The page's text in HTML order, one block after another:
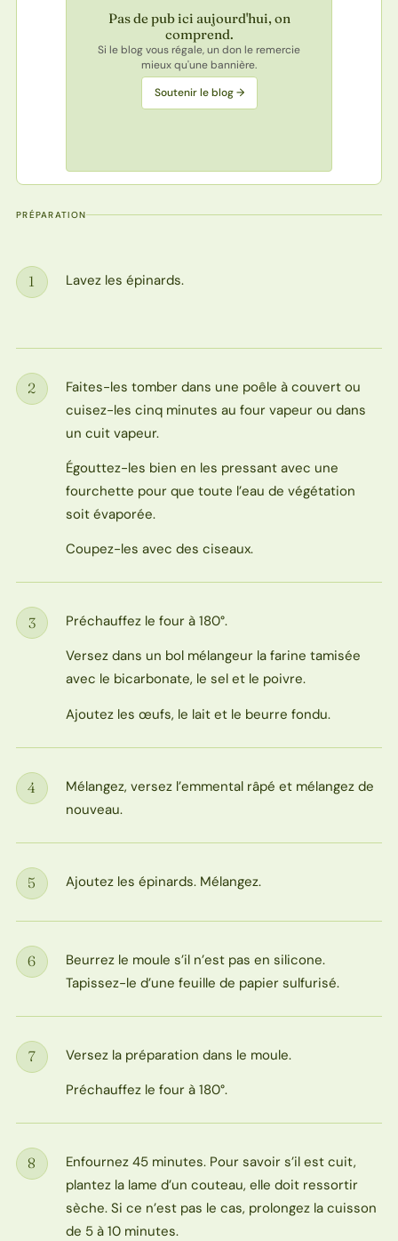
Pas de pub ici aujourd'hui, on
comprend.
Si le blog vous régale, un don le remercie
mieux qu'une bannière.
Soutenir le blog →
PRÉPARATION
Étape
1 Lavez les épinards.
Étape
2
Faites-les tomber dans une poêle à couvert ou
cuisez-les cinq minutes au four vapeur ou dans
un cuit vapeur.
Égouttez-les bien en les pressant avec une
fourchette pour que toute l’eau de végétation
soit évaporée.
Coupez-les avec des ciseaux.
Étape
3
Préchauffez le four à 180°.
Versez dans un bol mélangeur la farine tamisée
avec le bicarbonate, le sel et le poivre.
Ajoutez les œufs, le lait et le beurre fondu.
Étape
4
Mélangez, versez l’emmental râpé et mélangez de
nouveau.
Étape
5 Ajoutez les épinards. Mélangez.
Étape
6
Beurrez le moule s’il n’est pas en silicone.
Tapissez-le d’une feuille de papier sulfurisé.
Étape
7
Versez la préparation dans le moule.
Préchauffez le four à 180°.
Étape
8
Enfournez 45 minutes. Pour savoir s’il est cuit,
plantez la lame d’un couteau, elle doit ressortir
sèche. Si ce n’est pas le cas, prolongez la cuisson
de 5 à 10 minutes.